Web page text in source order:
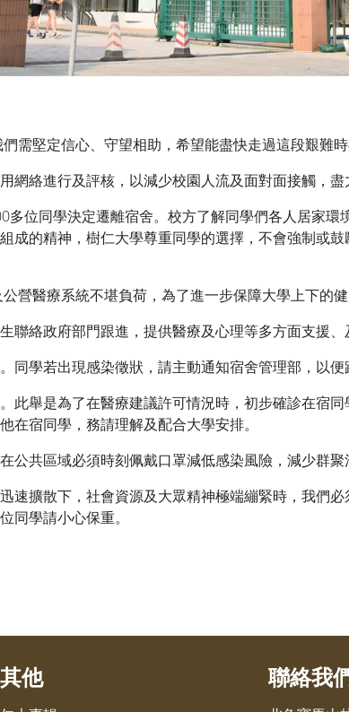
需堅定信心、守望相助，希望能盡快走過這段艱難時
絡進行及評核，以減少校園人流及面對面接觸，盡
位同學決定遷離宿舍。校方了解同學們各人居家
成的精神，樹仁大學尊重同學的選擇，不會強制或
營醫療系統不堪負荷，為了進一步保障大學上下的
絡政府部門跟進，提供醫療及心理等多方面支援
學若出現感染徵狀，請主動通知宿舍管理部，以便
此舉是為了在醫療建議許可情況時，初步確診在宿
宿同學，務請理解及配合大學安排。
共區域必須時刻佩戴口罩減低感染風險，減少群聚
擴散下，社會資源及大眾精神極端繃緊時，我們
同學請小心保重。
其他 聯絡我